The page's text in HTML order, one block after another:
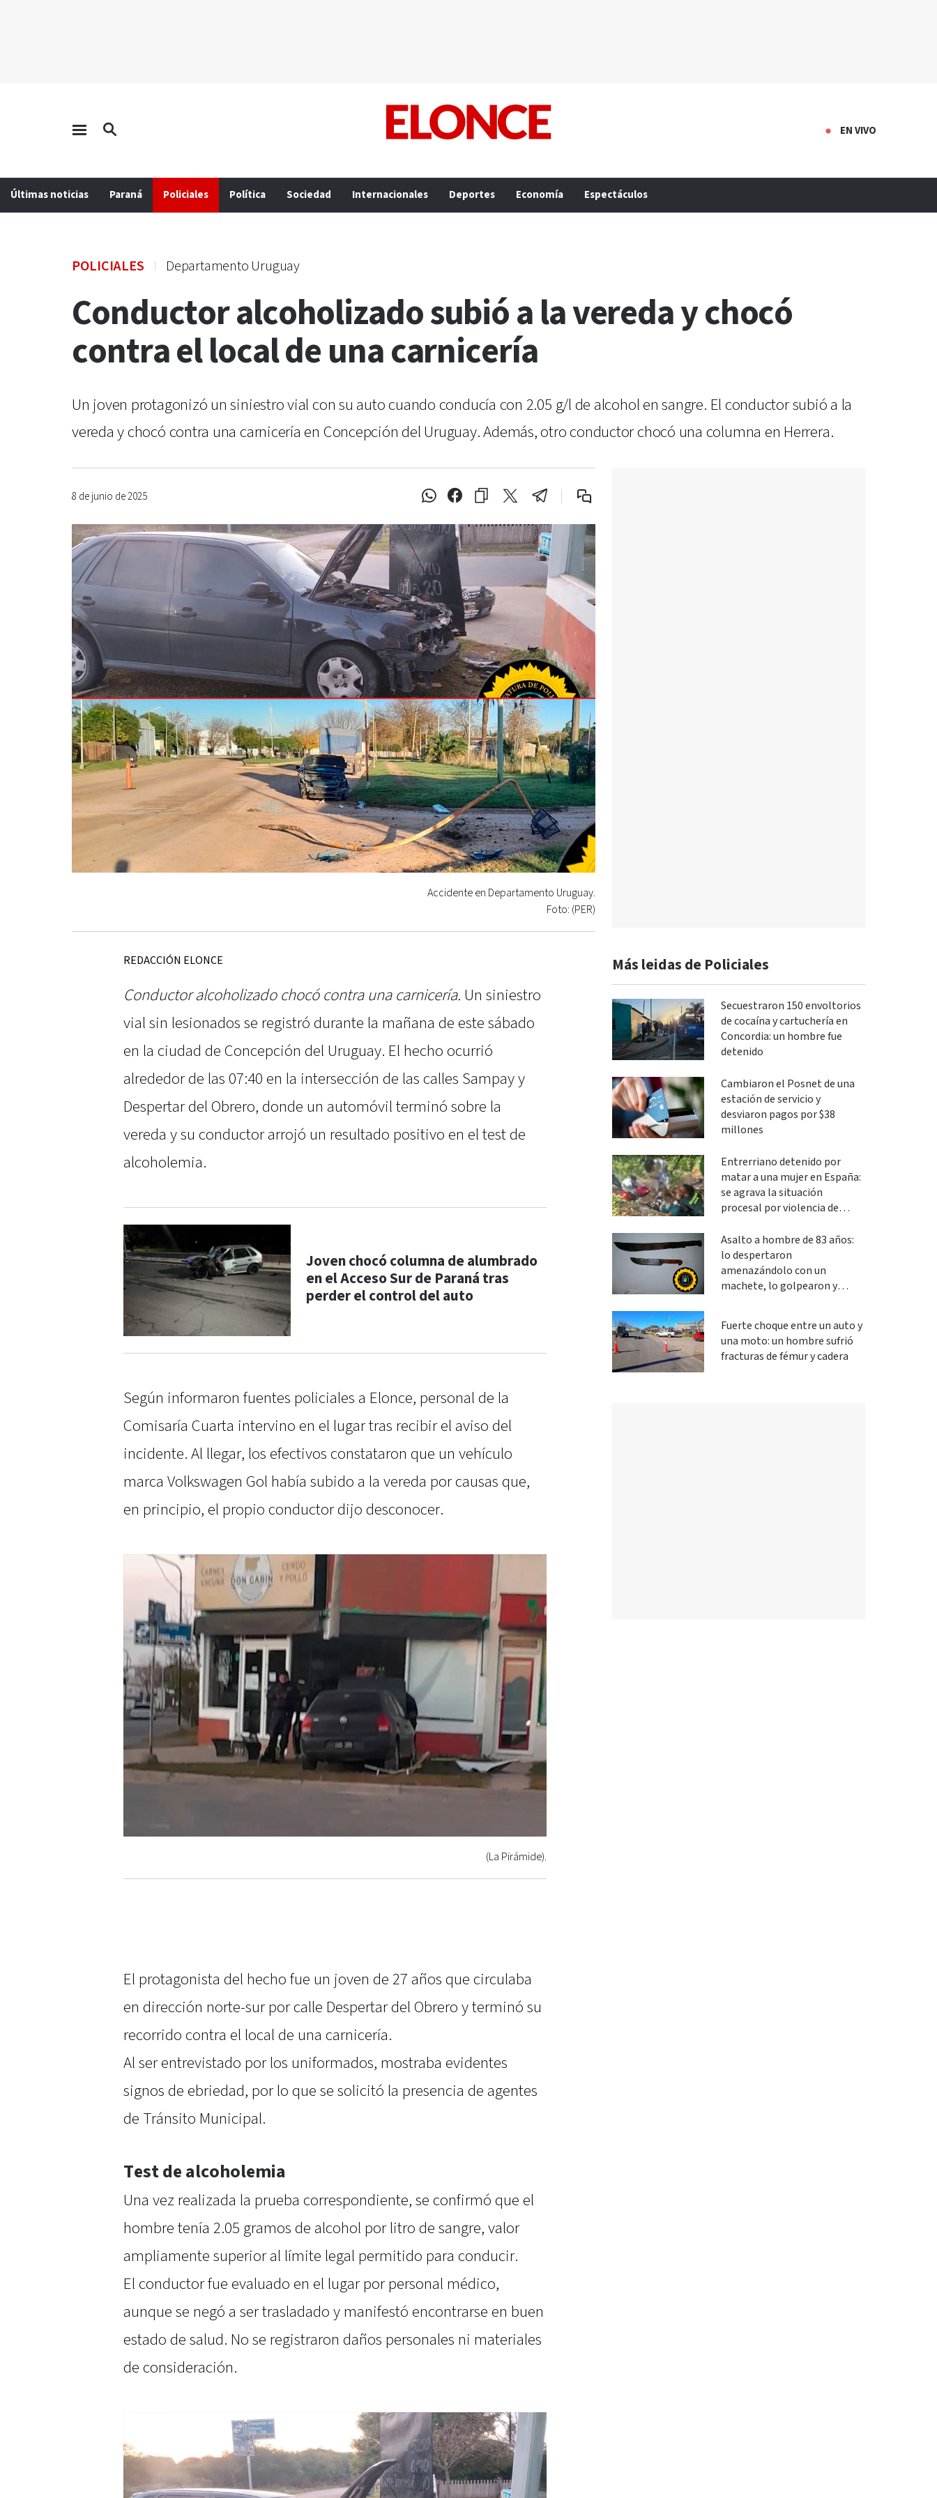
EN VIVO
Últimas noticias Paraná Policiales Política Sociedad Internacionales Deportes Economía Espectáculos
POLICIALES Departamento Uruguay
Conductor alcoholizado subió a la vereda y chocó
contra el local de una carnicería
Un joven protagonizó un siniestro vial con su auto cuando conducía con 2.05 g/l de alcohol en sangre. El conductor subió a la
vereda y chocó contra una carnicería en Concepción del Uruguay. Además, otro conductor chocó una columna en Herrera.
8 de junio de 2025
Accidente en Departamento Uruguay.
Foto: (PER)
REDACCIÓN ELONCE
Conductor alcoholizado chocó contra una carnicería. Un siniestro
vial sin lesionados se registró durante la mañana de este sábado
en la ciudad de Concepción del Uruguay. El hecho ocurrió
alrededor de las 07:40 en la intersección de las calles Sampay y
Despertar del Obrero, donde un automóvil terminó sobre la
vereda y su conductor arrojó un resultado positivo en el test de
alcoholemia.
Joven chocó columna de alumbrado
en el Acceso Sur de Paraná tras
perder el control del auto
Según informaron fuentes policiales a Elonce, personal de la
Comisaría Cuarta intervino en el lugar tras recibir el aviso del
incidente. Al llegar, los efectivos constataron que un vehículo
marca Volkswagen Gol había subido a la vereda por causas que,
en principio, el propio conductor dijo desconocer.
(La Pirámide).
El protagonista del hecho fue un joven de 27 años que circulaba
en dirección norte-sur por calle Despertar del Obrero y terminó su
recorrido contra el local de una carnicería.
Al ser entrevistado por los uniformados, mostraba evidentes
signos de ebriedad, por lo que se solicitó la presencia de agentes
de Tránsito Municipal.
Test de alcoholemia
Una vez realizada la prueba correspondiente, se confirmó que el
hombre tenía 2.05 gramos de alcohol por litro de sangre, valor
ampliamente superior al límite legal permitido para conducir.
El conductor fue evaluado en el lugar por personal médico,
aunque se negó a ser trasladado y manifestó encontrarse en buen
estado de salud. No se registraron daños personales ni materiales
de consideración.
Más leidas de Policiales
Secuestraron 150 envoltorios
de cocaína y cartuchería en
Concordia: un hombre fue
detenido
Cambiaron el Posnet de una
estación de servicio y
desviaron pagos por $38
millones
Entrerriano detenido por
matar a una mujer en España:
se agrava la situación
procesal por violencia de
Asalto a hombre de 83 años:
lo despertaron
amenazándolo con un
machete, lo golpearon y
Fuerte choque entre un auto y
una moto: un hombre sufrió
fracturas de fémur y cadera